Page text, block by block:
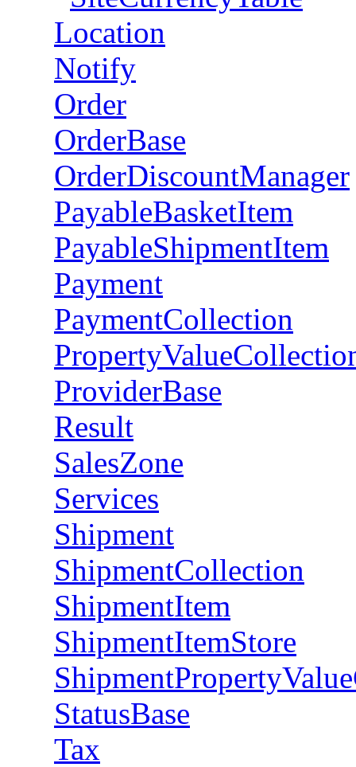
Location
Notify
Order
OrderBase
OrderDiscountManager
PayableBasketItem
PayableShipmentItem
Payment
PaymentCollection
ProviderBase
Result
SalesZone
Services
Shipment
ShipmentCollection
ShipmentItem
ShipmentItemStore
StatusBase
Tax